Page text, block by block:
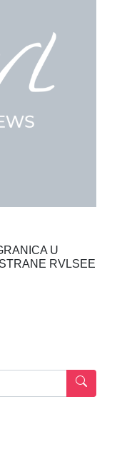
U
RVLSEE